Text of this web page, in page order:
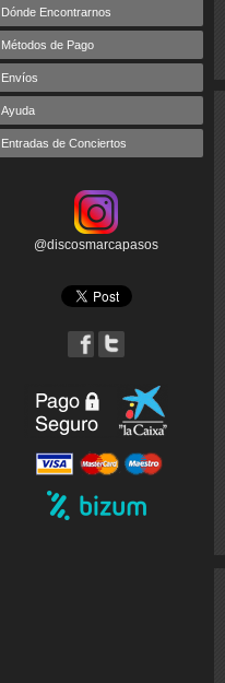
Dónde Encontrarnos
Métodos de Pago
Envíos
Ayuda
Entradas de Conciertos
@discosmarcapasos